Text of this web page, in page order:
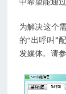
为解决这个
的“出呼叫”
发媒体。请